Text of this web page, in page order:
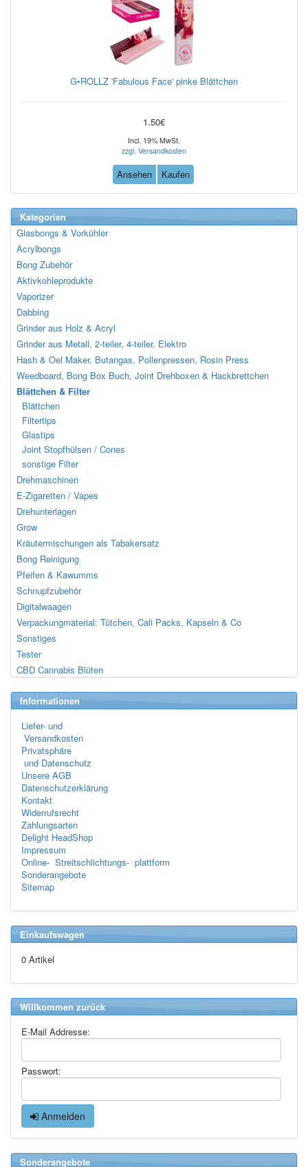
G•ROLLZ 'Fabulous Face' pinke Blättchen
1.50€
Incl. 19% MwSt.
zzgl. Versandkosten
Ansehen Kaufen
Kategorien
Glasbongs & Vorkühler
Acrylbongs
Bong Zubehör
Aktivkohleprodukte
Vaporizer
Dabbing
Grinder aus Holz & Acryl
Grinder aus Metall, 2-teiler, 4-teiler, Elektro
Hash & Oel Maker, Butangas, Pollenpressen, Rosin Press
Weedboard, Bong Box Buch, Joint Drehboxen & Hackbrettchen
Blättchen & Filter
Blättchen
Filtertips
Glastips
Joint Stopfhülsen / Cones
sonstige Filter
Drehmaschinen
E-Zigaretten / Vapes
Drehunterlagen
Grow
Kräutermischungen als Tabakersatz
Bong Reinigung
Pfeifen & Kawumms
Schnupfzubehör
Digitalwaagen
Verpackungmaterial: Tütchen, Cali Packs, Kapseln & Co
Sonstiges
Tester
CBD Cannabis Blüten
Informationen
Liefer- und
Versandkosten
Privatsphäre
und Datenschutz
Unsere AGB
Datenschutzerklärung
Kontakt
Widerrufsrecht
Zahlungsarten
Delight HeadShop
Impressum
Online- Streitschlichtungs- plattform
Sonderangebote
Sitemap
Einkaufswagen
0 Artikel
Willkommen zurück
E-Mail Addresse:
Passwort:
Anmelden
Sonderangebote